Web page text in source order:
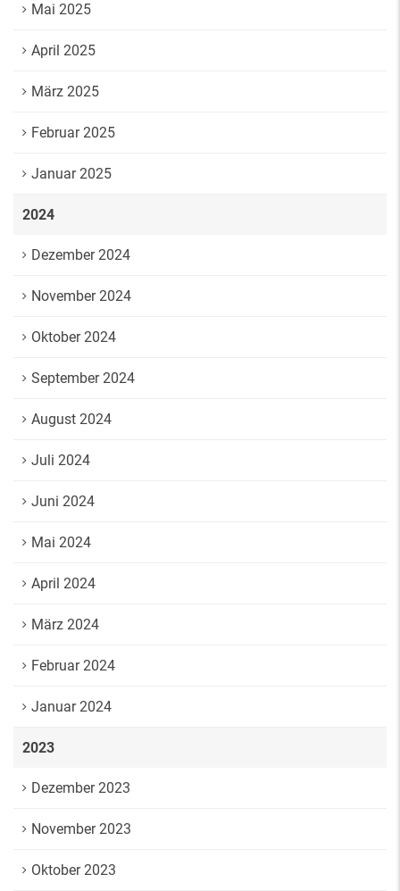
Mai 2025
April 2025
März 2025
Februar 2025
Januar 2025
2024
Dezember 2024
November 2024
Oktober 2024
September 2024
August 2024
Juli 2024
Juni 2024
Mai 2024
April 2024
März 2024
Februar 2024
Januar 2024
2023
Dezember 2023
November 2023
Oktober 2023